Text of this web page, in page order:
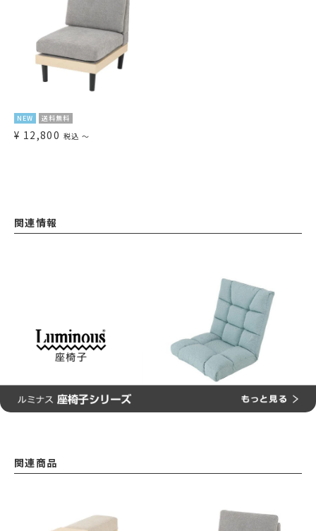
NEW 送料無料
¥ 12,800 税込 〜
関連情報
関連商品